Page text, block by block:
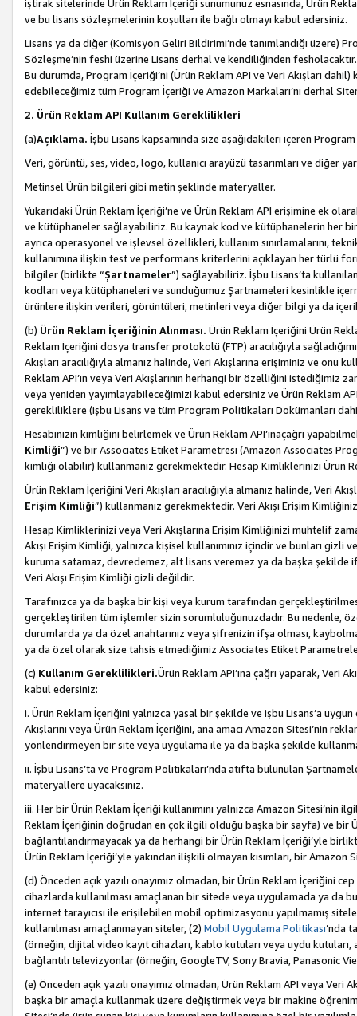
iştirak sitelerinde Ürün Reklam İçeriği sunumunuz esnasında, Ürün
ve bu lisans sözleşmelerinin koşulları ile bağlı olmayı kabul edersiniz.
Lisans ya da diğer (Komisyon Geliri Bildirimi’nde tanımlandığı üzere)
Sözleşme’nin feshi üzerine Lisans derhal ve kendiliğinden
Bu durumda, Program İçeriği’ni (Ürün Reklam API ve Veri Akışları
edebileceğimiz tüm Program İçeriği ve Amazon Markaları’nı derhal
2. Ürün Reklam API Kullanım Gereklilikleri
(a)Açıklama. İşbu Lisans kapsamında size aşağıdakileri içeren
Veri, görüntü, ses, video, logo, kullanıcı arayüzü tasarımları ve diğer
Metinsel Ürün bilgileri gibi metin şeklinde materyaller.
Yukarıdaki Ürün Reklam İçeriği’ne ve Ürün Reklam API erişimine ek
ve kütüphaneler sağlayabiliriz. Bu kaynak kod ve kütüphanelerin her
ayrıca operasyonel ve işlevsel özellikleri, kullanım sınırlamalarını,
kullanımına ilişkin test ve performans kriterlerini açıklayan her türlü
bilgiler (birlikte “Şartnameler”) sağlayabiliriz. İşbu Lisans’ta
kodları veya kütüphaneleri ve sunduğumuz Şartnameleri kesinlikle
ürünlere ilişkin verileri, görüntüleri, metinleri veya diğer bilgi ya da
(b) Ürün Reklam İçeriğinin Alınması. Ürün Reklam İçeriğini Ürün
Reklam İçeriğini dosya transfer protokolü (FTP) aracılığıyla
Akışları aracılığıyla almanız halinde, Veri Akışlarına erişiminiz ve onu
Reklam API’ın veya Veri Akışlarının herhangi bir özelliğini
veya yeniden yayımlayabileceğimizi kabul edersiniz ve Ürün Reklam
gerekliliklere (işbu Lisans ve tüm Program Politikaları Dokümanları
Hesabınızın kimliğini belirlemek ve Ürün Reklam API’ınaçağrı
Kimliği”) ve bir Associates Etiket Parametresi (Amazon Associates
kimliği olabilir) kullanmanız gerekmektedir. Hesap Kimliklerinizi Ürün
Ürün Reklam İçeriğini Veri Akışları aracılığıyla almanız halinde, Veri
Erişim Kimliği”) kullanmanız gerekmektedir. Veri Akışı Erişim
Hesap Kimliklerinizi veya Veri Akışlarına Erişim Kimliğinizi muhtelif
Akışı Erişim Kimliği, yalnızca kişisel kullanımınız içindir ve bunları
kuruma satamaz, devredemez, alt lisans veremez ya da başka şekilde
Veri Akışı Erişim Kimliği gizli değildir.
Tarafınızca ya da başka bir kişi veya kurum tarafından
gerçekleştirilen tüm işlemler sizin sorumluluğunuzdadır. Bu nedenle,
durumlarda ya da özel anahtarınız veya şifrenizin ifşa olması,
ya da özel olarak size tahsis etmediğimiz Associates Etiket
(c) Kullanım Gereklilikleri.Ürün Reklam API’ına çağrı yaparak, Veri
kabul edersiniz:
i. Ürün Reklam İçeriğini yalnızca yasal bir şekilde ve işbu Lisans’a uygun
Akışlarını veya Ürün Reklam İçeriğini, ana amacı Amazon Sitesi’nin
yönlendirmeyen bir site veya uygulama ile ya da başka şekilde
ii. İşbu Lisans’ta ve Program Politikaları’nda atıfta bulunulan
materyallere uyacaksınız.
iii. Her bir Ürün Reklam İçeriği kullanımını yalnızca Amazon
Reklam İçeriğinin doğrudan en çok ilgili olduğu başka bir sayfa) ve bir
bağlantılandırmayacak ya da herhangi bir Ürün Reklam İçeriği’yle
Ürün Reklam İçeriği’yle yakından ilişkili olmayan kısımları, bir Amazon
(d) Önceden açık yazılı onayımız olmadan, bir Ürün Reklam İçeriğini
cihazlarda kullanılması amaçlanan bir sitede veya uygulamada ya da
internet tarayıcısı ile erişilebilen mobil optimizasyonu yapılmamış
kullanılması amaçlanmayan siteler, (2) Mobil Uygulama Politikası’nda
(örneğin, dijital video kayıt cihazları, kablo kutuları veya uydu kutuları,
bağlantılı televizyonlar (örneğin, GoogleTV, Sony Bravia, Panasonic
(e) Önceden açık yazılı onayımız olmadan, Ürün Reklam API veya
başka bir amaçla kullanmak üzere değiştirmek veya bir makine